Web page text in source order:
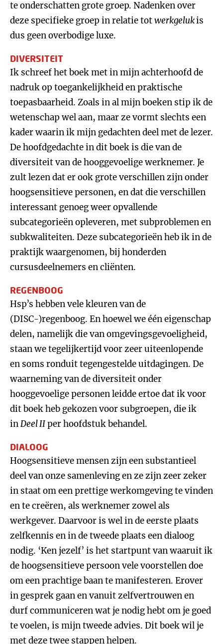
te onderschatten grote groep. Nadenken over
deze specifieke groep in relatie totwerkgelukis
dus geen overbodige luxe.
DIVERSITEIT
Ik schreef het boek met in mijn achterhoofd de
nadruk op toegankelijkheid en praktische
toepasbaarheid. Zoals in al mijn boeken stip ik de
wetenschap wel aan, maar ze vormt slechts een
kader waarin ik mijn gedachten deel met de lezer.
De hoofdgedachte in dit boek is die van de
diversiteit van de hooggevoelige werknemer. Je
zult lezen dat er ook grote verschillen zijn onder
hoogsensitieve personen, en dat die verschillen
interessant genoeg weer opvallende
subcategorieën opleveren, met subproblemen en
subkwaliteiten. Deze subcategorieën heb ik in de
praktijk waargenomen, bij honderden
cursusdeelnemers en cliënten.
REGENBOOG
Hsp’s hebben vele kleuren van de
(DISC-)regenboog. En hoewel we één eigenschap
delen, namelijk die van omgevingsgevoeligheid,
staan we tegelijkertijd voor zeer uiteenlopende
en soms ronduit tegengestelde uitdagingen. De
waarneming van de diversiteit onder
hooggevoelige personen leidde ertoe dat ik voor
dit boek heb gekozen voor subgroepen, die ik
inDeel IIper hoofdstuk behandel.
DIALOOG
Hoogsensitieve mensen zijn een substantieel
deel van onze samenleving en ze zijn zeer zeker
in staat om een prettige werkomgeving te vinden
en te creëren, als werknemer zowel als
werkgever. Daarvoor is wel in de eerste plaats
zelfkennis en in de tweede plaats een dialoog
nodig. ‘Ken jezelf’ is het startpunt van waaruit ik
de hoogsensitieve persoon vele voorstellen doe
om een prachtige baan te manifesteren. Erover
in gesprek gaan en vanuit zelfvertrouwen en
durf communiceren wat je nodig hebt om je goed
te voelen, is mijn tweede advies. Dit boek wil je
met deze twee stappen helpen.